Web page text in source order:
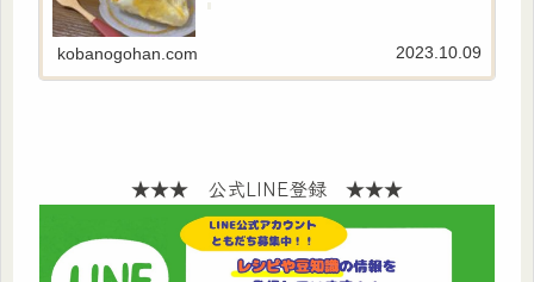
を包むのが苦手な方にこのレシピをオススメし
kobanogohan.com 2023.10.09
★★★ 公式LINE登録 ★★★